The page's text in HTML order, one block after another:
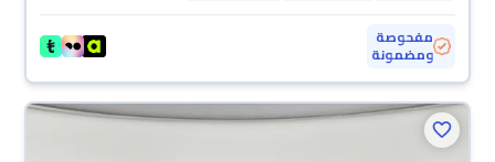
مفحوصة
ومضمونة